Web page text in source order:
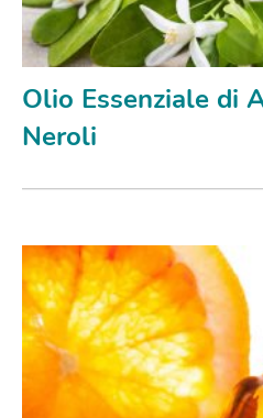
Olio Essenziale di
Neroli